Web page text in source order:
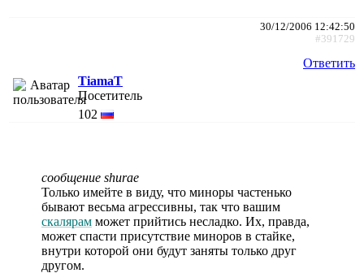
30/12/2006 12:42:50
#391729
Ответить
TiamaT
Посетитель
102
сообщение shurae
Только имейте в виду, что миноры частенько
бывают весьма агрессивны, так что вашим
скалярам может прийтись несладко. Их, правда,
может спасти присутствие миноров в стайке,
внутри которой они будут заняты только друг
другом.